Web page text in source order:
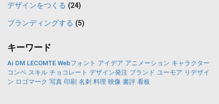
覧
デザインをつくる (24)
ブランディングする (5)
キーワード
Ai DM LECOMTE Webフォント アイデア アニメーション キャラクター
コンペ スキル チョコレート デザイン発注 ブランド ユーモア リデザイ
ン ロゴマーク 写真 印刷 名刺 料理 映像 書評 看板